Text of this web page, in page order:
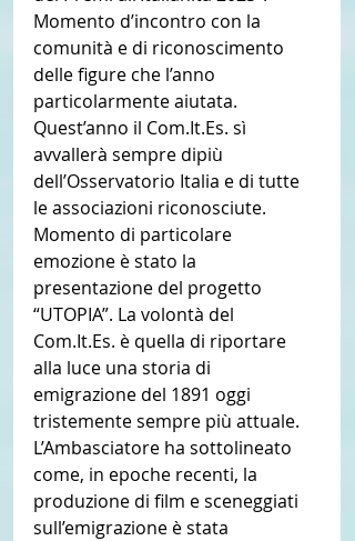
Momento d’incontro con la
comunità e di riconoscimento
delle figure che l’anno
particolarmente aiutata.
Quest’anno il Com.It.Es. sì
avvallerà sempre dipiù
dell’Osservatorio Italia e di tutte
le associazioni riconosciute.
Momento di particolare
emozione è stato la
presentazione del progetto
“UTOPIA”. La volontà del
Com.It.Es. è quella di riportare
alla luce una storia di
emigrazione del 1891 oggi
tristemente sempre più attuale.
L’Ambasciatore ha sottolineato
come, in epoche recenti, la
produzione di film e sceneggiati
sull’emigrazione è stata